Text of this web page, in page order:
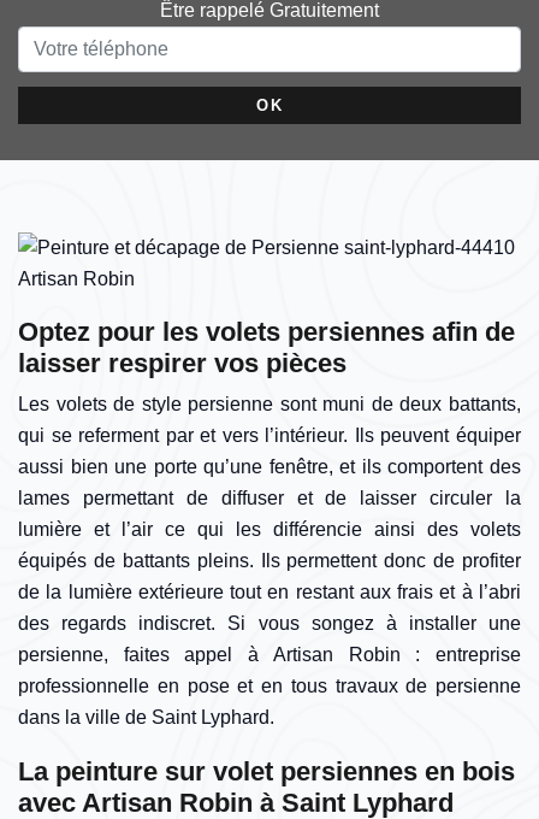
Être rappelé Gratuitement
Optez pour les volets persiennes afin de
laisser respirer vos pièces
Les volets de style persienne sont muni de deux battants,
qui se referment par et vers l’intérieur. Ils peuvent équiper
aussi bien une porte qu’une fenêtre, et ils comportent des
lames permettant de diffuser et de laisser circuler la
lumière et l’air ce qui les différencie ainsi des volets
équipés de battants pleins. Ils permettent donc de profiter
de la lumière extérieure tout en restant aux frais et à l’abri
des regards indiscret. Si vous songez à installer une
persienne, faites appel à Artisan Robin : entreprise
professionnelle en pose et en tous travaux de persienne
dans la ville de Saint Lyphard.
La peinture sur volet persiennes en bois
avec Artisan Robin à Saint Lyphard